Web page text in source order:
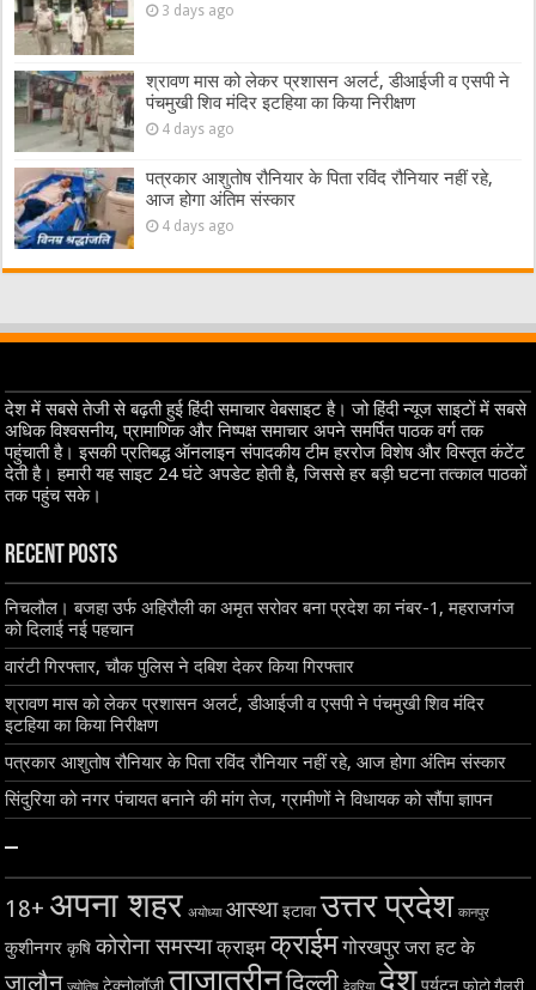
3 days ago
श्रावण मास को लेकर प्रशासन अलर्ट, डीआईजी व एसपी ने
पंचमुखी शिव मंदिर इटहिया का किया निरीक्षण
4 days ago
पत्रकार आशुतोष रौनियार के पिता रविंद रौनियार नहीं रहे,
आज होगा अंतिम संस्कार
4 days ago
देश में सबसे तेजी से बढ़ती हुई हिंदी समाचार वेबसाइट है। जो हिंदी न्यूज साइटों में सबसे
अधिक विश्वसनीय, प्रामाणिक और निष्पक्ष समाचार अपने समर्पित पाठक वर्ग तक
पहुंचाती है। इसकी प्रतिबद्ध ऑनलाइन संपादकीय टीम हररोज विशेष और विस्तृत कंटेंट
देती है। हमारी यह साइट 24 घंटे अपडेट होती है, जिससे हर बड़ी घटना तत्काल पाठकों
तक पहुंच सके।
Recent Posts
निचलौल। बजहा उर्फ अहिरौली का अमृत सरोवर बना प्रदेश का नंबर-1, महराजगंज
को दिलाई नई पहचान
वारंटी गिरफ्तार, चौक पुलिस ने दबिश देकर किया गिरफ्तार
श्रावण मास को लेकर प्रशासन अलर्ट, डीआईजी व एसपी ने पंचमुखी शिव मंदिर
इटहिया का किया निरीक्षण
पत्रकार आशुतोष रौनियार के पिता रविंद रौनियार नहीं रहे, आज होगा अंतिम संस्कार
सिंदुरिया को नगर पंचायत बनाने की मांग तेज, ग्रामीणों ने विधायक को सौंपा ज्ञापन
–
18+ अपना शहर अयोध्या आस्था इटावा उत्तर प्रदेश कानपुर
कुशीनगर कृषि कोरोना समस्या क्राइम क्राईम गोरखपुर जरा हट के
जालौन टेक्नोलॉजी ताज़ातरीनदिल्ली देश पर्यटन फोटो गैलरी